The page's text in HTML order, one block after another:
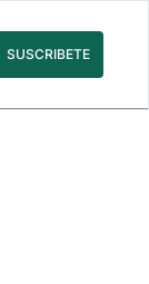
SUSCRIBETE